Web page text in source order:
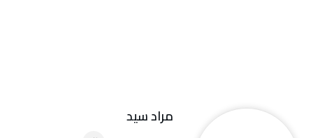
مراد سيد